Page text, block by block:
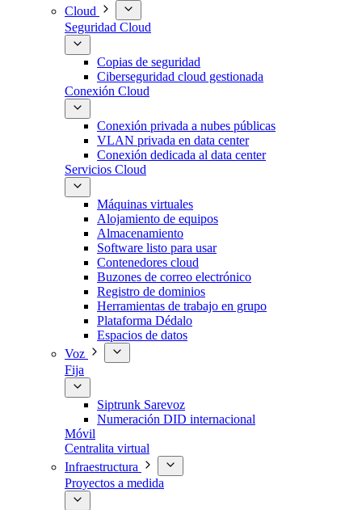
Cloud
Seguridad Cloud
Copias de seguridad
Ciberseguridad cloud gestionada
Conexión Cloud
Conexión privada a nubes públicas
VLAN privada en data center
Conexión dedicada al data center
Servicios Cloud
Máquinas virtuales
Alojamiento de equipos
Almacenamiento
Software listo para usar
Contenedores cloud
Buzones de correo electrónico
Registro de dominios
Herramientas de trabajo en grupo
Plataforma Dédalo
Espacios de datos
Voz
Fija
Siptrunk Sarevoz
Numeración DID internacional
Móvil
Centralita virtual
Infraestructura
Proyectos a medida